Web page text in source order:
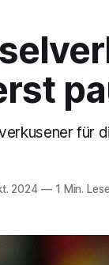
für
2024 —1 Min.